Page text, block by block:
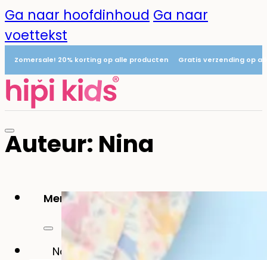
Ga naar hoofdinhoud Ga naar
voettekst
Zomersale! 20% korting op alle producten Gratis verzending op
Menu
Naamstickers
Auteur: Nina